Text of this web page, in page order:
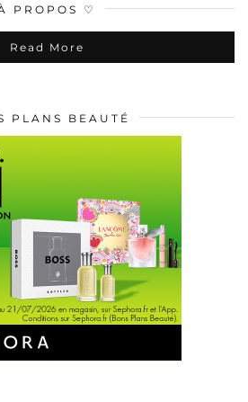
PROPOS ♡
Read More
PLANS BEAUTÉ